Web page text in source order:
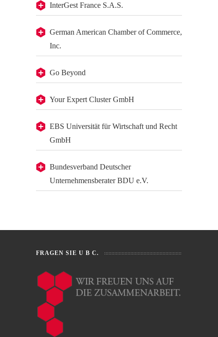
InterGest France S.A.S.
German American Chamber of Commerce,
Inc.
Go Beyond
Your Expert Cluster GmbH
EBS Universität für Wirtschaft und Recht
GmbH
Bundesverband Deutscher
Unternehmensberater BDU e.V.
FRAGEN SIE U B C.